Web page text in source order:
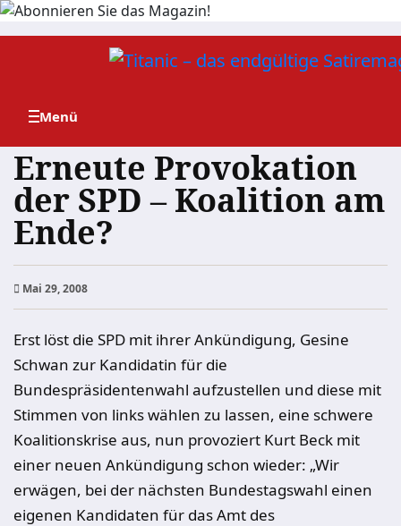
Zum
Erneute Provokation
der SPD – Koalition am
Ende?
Mai 29, 2008
Erst löst die SPD mit ihrer Ankündigung, Gesine
Schwan zur Kandidatin für die
Bundespräsidentenwahl aufzustellen und diese mit
Stimmen von links wählen zu lassen, eine schwere
Koalitionskrise aus, nun provoziert Kurt Beck mit
einer neuen Ankündigung schon wieder: „Wir
erwägen, bei der nächsten Bundestagswahl einen
eigenen Kandidaten für das Amt des